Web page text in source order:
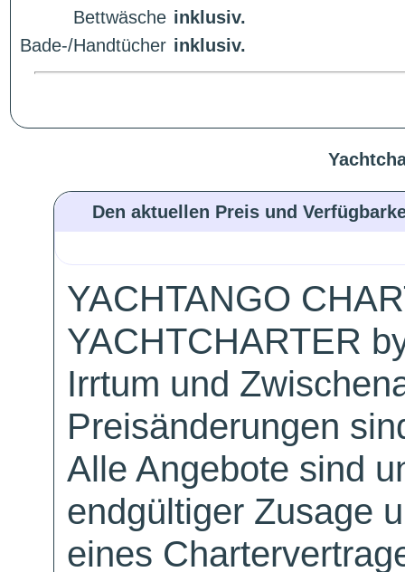
Bettwäsche inklusiv.
Bade-/Handtücher inklusiv.
Den aktuellen Preis und
YACHTANGO
YACHTCHARTER
Irrtum und
Preisänderungen
Alle Angebote sind
endgültiger Zusage
eines